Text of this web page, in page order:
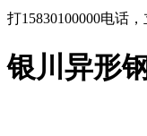
打15830100000电话，
银川异形